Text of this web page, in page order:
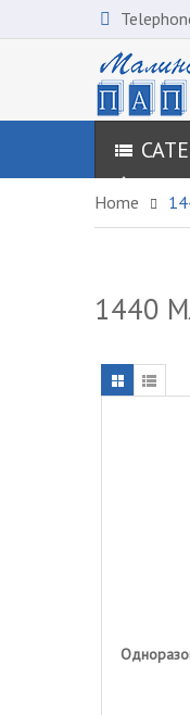
Home
1440